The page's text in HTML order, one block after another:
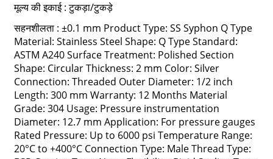
मूल्य की इकाई : टुकड़ा/टुकड़े
सहनशीलता : ±0.1 mm Product Type: SS Syphon Q Type
Material: Stainless Steel Shape: Q Type Standard:
ASTM A240 Surface Treatment: Polished Section
Shape: Circular Thickness: 2 mm Color: Silver
Connection: Threaded Outer Diameter: 1/2 inch
Length: 300 mm Warranty: 12 Months Material
Grade: 304 Usage: Pressure instrumentation
Diameter: 12.7 mm Application: For pressure gauges
Rated Pressure: Up to 6000 psi Temperature Range:
20°C to +400°C Connection Type: Male Thread Type: